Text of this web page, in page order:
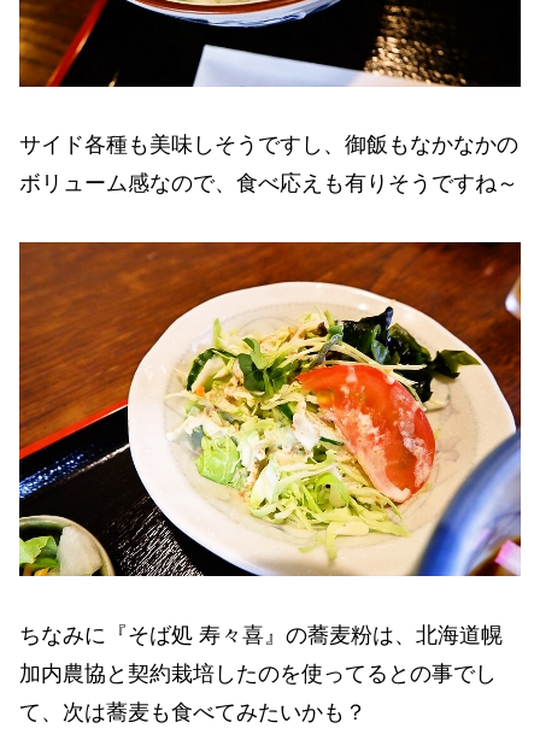
サイド各種も美味しそうですし、御飯もなかなかの
ボリューム感なので、食べ応えも有りそうですね～
ちなみに『そば処 寿々喜』の蕎麦粉は、北海道幌
加内農協と契約栽培したのを使ってるとの事でし
て、次は蕎麦も食べてみたいかも？